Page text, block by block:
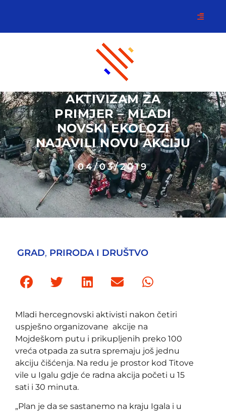
AKTIVIZAM ZA
PRIMJER – MLADI
NOVSKI EKOLOZI
NAJAVILI NOVU AKCIJU
04/03/2019
GRAD, PRIRODA I DRUŠTVO
Mladi hercegnovski aktivisti nakon četiri
uspješno organizovane akcije na
Mojdeškom putu i prikupljenih preko 100
vreća otpada za sutra spremaju još jednu
akciju čišćenja. Na redu je prostor kod Titove
vile u Igalu gdje će radna akcija početi u 15
sati i 30 minuta.
„Plan je da se sastanemo na kraju Igala i u